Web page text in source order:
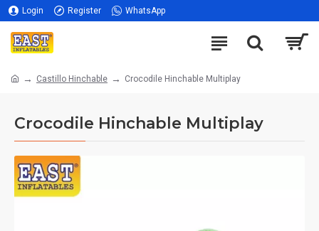
Login Register WhatsApp
Castillo Hinchable Crocodile Hinchable Multiplay
Crocodile Hinchable Multiplay